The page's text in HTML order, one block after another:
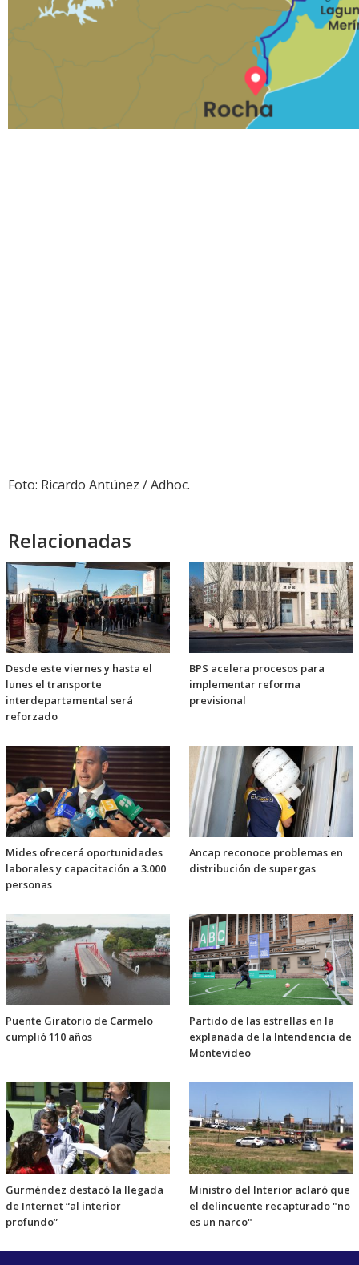
Foto: Ricardo Antúnez / Adhoc.
Relacionadas
Desde este viernes y hasta el
lunes el transporte
interdepartamental será
reforzado
BPS acelera procesos para
implementar reforma
previsional
Mides ofrecerá oportunidades
laborales y capacitación a 3.000
personas
Ancap reconoce problemas en
distribución de supergas
Puente Giratorio de Carmelo
cumplió 110 años
Partido de las estrellas en la
explanada de la Intendencia de
Montevideo
Gurméndez destacó la llegada
de Internet “al interior
profundo”
Ministro del Interior aclaró que
el delincuente recapturado "no
es un narco"